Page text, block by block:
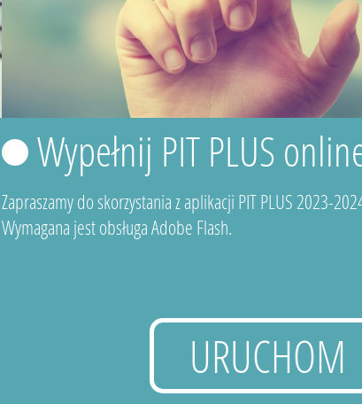
Wypełnij PIT PLUS
Zapraszamy do skorzystania z aplikacji PIT PLUS 2023-
Wymagana jest obsługa Adobe Flash.
URUCHOM